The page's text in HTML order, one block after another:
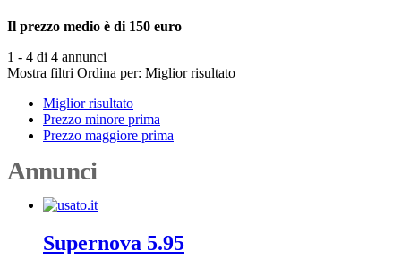
Il prezzo medio è di 150 euro
1 - 4 di 4 annunci
Mostra filtri Ordina per: Miglior risultato
Miglior risultato
Prezzo minore prima
Prezzo maggiore prima
Annunci
Supernova 5.95